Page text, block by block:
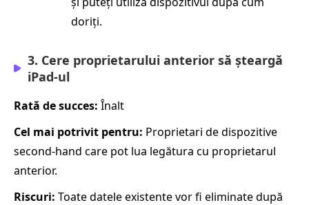
doriți.
3. Cere proprietarului anterior să șteargă
iPad‑ul
Rată de succes: Înalt
Cel mai potrivit pentru: Proprietari de dispozitive
second‑hand care pot lua legătura cu proprietarul
anterior.
Riscuri: Toate datele existente vor fi eliminate după